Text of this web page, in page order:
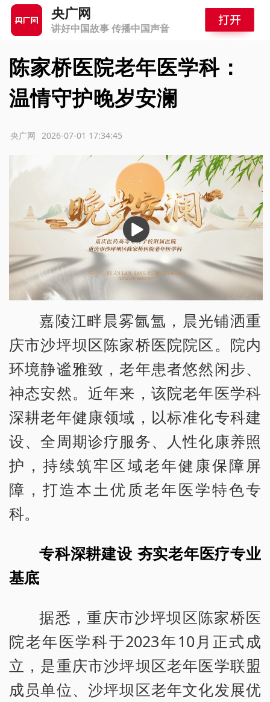
央广网
讲好中国故事 传播中国声音
陈家桥医院老年医学科：
温情守护晚岁安澜
2026-07-01 17:34:45
央广网
播
放
嘉陵江畔晨雾氤氲，晨光铺洒重
庆市沙坪坝区陈家桥医院院区。院内
环境静谧雅致，老年患者悠然闲步、
神态安然。近年来，该院老年医学科
深耕老年健康领域，以标准化专科建
设、全周期诊疗服务、人性化康养照
护，持续筑牢区域老年健康保障屏
障，打造本土优质老年医学特色专
科。
专科深耕建设 夯实老年医疗专业
基底
据悉，重庆市沙坪坝区陈家桥医
院老年医学科于2023年10月正式成
立，是重庆市沙坪坝区老年医学联盟
成员单位、沙坪坝区老年文化发展优